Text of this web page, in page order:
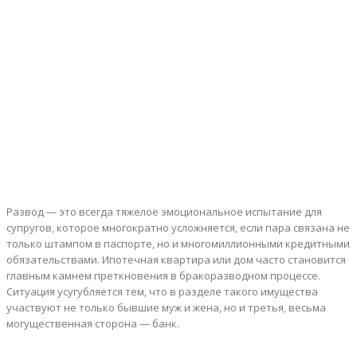
Развод — это всегда тяжелое эмоциональное испытание для
супругов, которое многократно усложняется, если пара связана не
только штампом в паспорте, но и многомиллионными кредитными
обязательствами. Ипотечная квартира или дом часто становится
главным камнем преткновения в бракоразводном процессе.
Ситуация усугубляется тем, что в разделе такого имущества
участвуют не только бывшие муж и жена, но и третья, весьма
могущественная сторона — банк.